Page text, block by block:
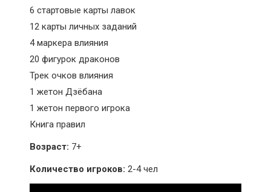
6 стартовые карты лавок
12 карты личных заданий
4 маркера влияния
20 фигурок драконов
Трек очков влияния
1 жетон Дзёбана
1 жетон первого игрока
Книга правил
Возраст: 7+
Количество игроков: 2-4 чел